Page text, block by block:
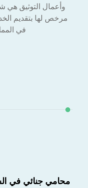
وأعمال التوثيق هي
مرخص لها بتقديم
في